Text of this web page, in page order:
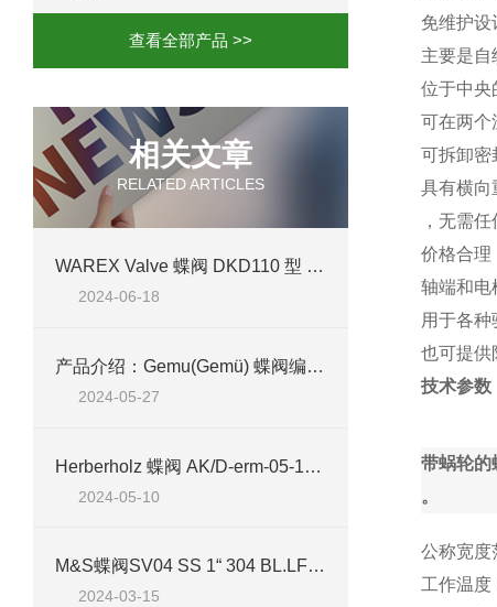
查看全部产品 >>
相关文章
RELATED ARTICLES
WAREX Valve 蝶阀 DKD110 型 DN 200 技术介绍
2024-06-18
产品介绍：Gemu(Gemü) 蝶阀编号 d75 R481 65W332A1EL1
2024-05-27
Herberholz 蝶阀 AK/D-erm-05-100-10案例介绍
2024-05-10
M&S蝶阀SV04 SS 1“ 304 BL.LF-TOP 2NI/1MV VMQ4技术参数及应用介绍
2024-03-15
免维护设
主要是自
位于中央
可在两个
可拆卸密
具有横向
，无需
价格合理
轴端和电
用于各种
也可提供
技术参数
带蜗轮的
。
公称宽度
工作温度